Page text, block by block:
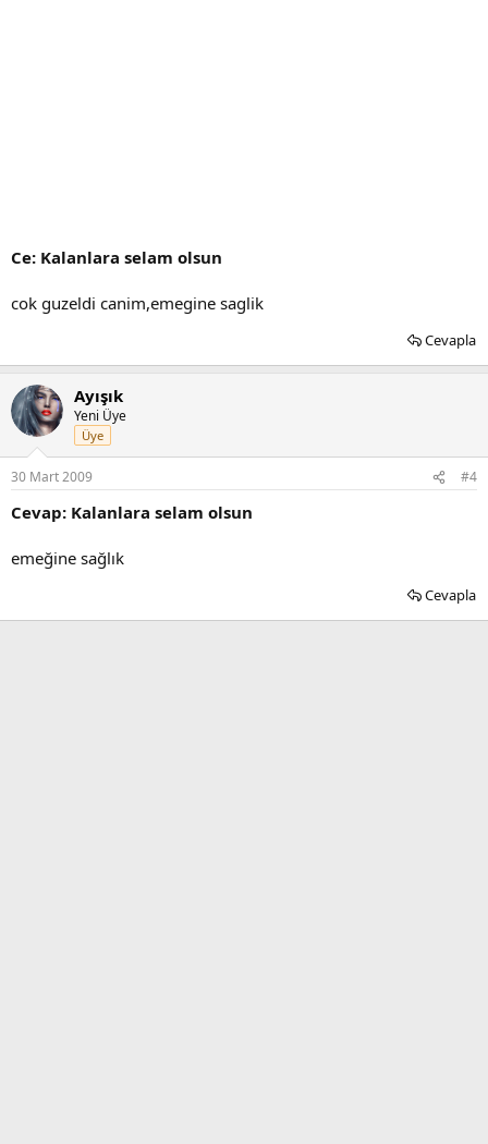
Ce: Kalanlara selam olsun
cok guzeldi canim,emegine saglik
Cevapla
Ayışık
Yeni Üye
Üye
30 Mart 2009 #4
Cevap: Kalanlara selam olsun
emeğine sağlık
Cevapla